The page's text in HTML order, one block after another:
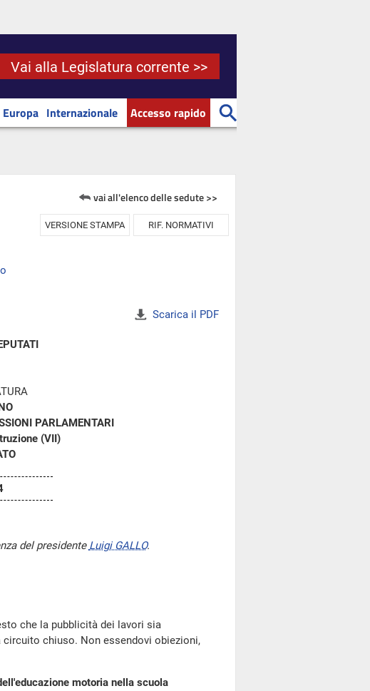
Vai alla Legislatura corrente >>
Europa Internazionale Accesso rapido
vai all'elenco delle sedute >>
VERSIONE STAMPA RIF. NORMATIVI
Scarica il PDF
PARLAMENTARI
(VII)
del presidente Luigi GALLO.
che la pubblicità dei lavori sia
chiuso. Non essendovi obiezioni,
motoria nella scuola